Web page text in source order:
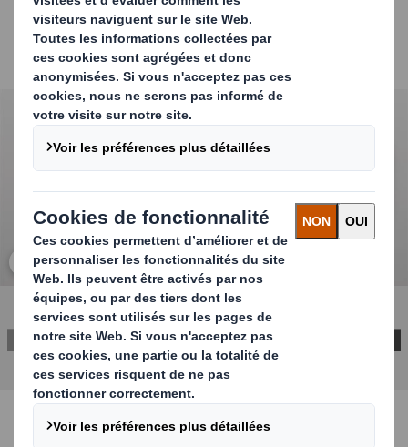
Calages conçus pour un montage simple et rapide
Carousel. Use previous and next buttons to move
Cliquez pour agrandir l’image
ENGLISH VERSION